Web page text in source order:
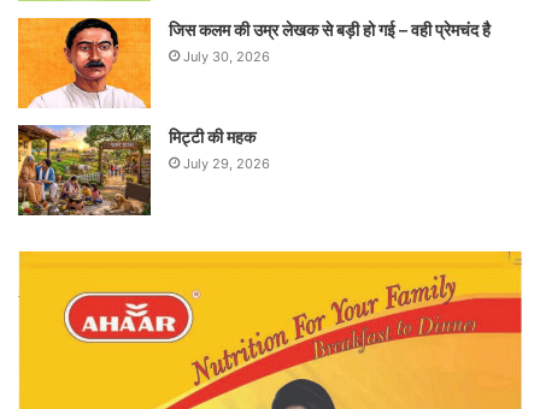
जिस कलम की उम्र लेखक से बड़ी हो गई – वही प्रेमचंद है
July 30, 2026
मिट्टी की महक
July 29, 2026